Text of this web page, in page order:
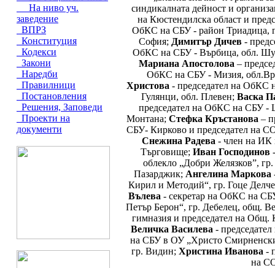
На ниво уч.
заведение
ВПРЗ
Конституция
Кодекси
Закони
Наредби
Правилници
Постановления
Решения, Заповеди
Проекти на
документи
синдикалната дейност и
на Кюстендилска област и
ОбКС на СБУ - район Триадица,
София; Димитър Дичев -
ОбКС на СБУ - Върбица, обл.
Мариана Апостолова–
ОбКС на СБУ - Мизия,
Христова- председател на ОбКС
Гулянци, обл. Плевен; Васка
председател на ОбКС на СБУ -
Монтана;Стефка Кръстанова –
СБУ- Кирково и председател на
Снежина Радева - член на ИК
Търговище;Иван Господинов
облекло „Добри Желязков”,
Пазарджик; Ангелина Маркова
Кирил и Методий“, гр. Гоце
Вълева- секретар на ОбКС на
Петър Берон“, гр. Дебелец, общ.
гимназия и председател на
Величка Василева -
на СБУ в ОУ „Христо
гр. Видин; Христина Иванова -
на